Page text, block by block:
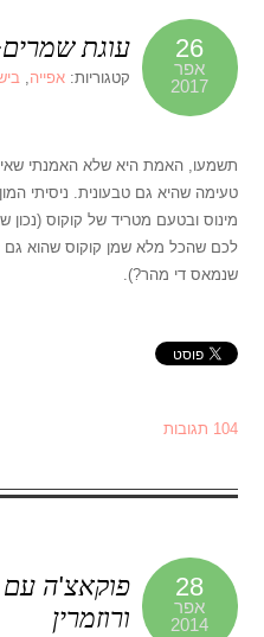
26
אפר
2017
עוגת
קטגוריות:אפייה,
תשמעו, האמת היא שלא האמנתי
טעימה שהיא גם טבעונית. ניסיתי
מינוס ובטעם מטריד של קוקוס (נכון
לכם שהכל מלא שמן קוקוס שהוא גם
שנמאס די מהר?).
104 תגובות
28
אפר
2014
פוקאצ'ה עם
ורוזמרין